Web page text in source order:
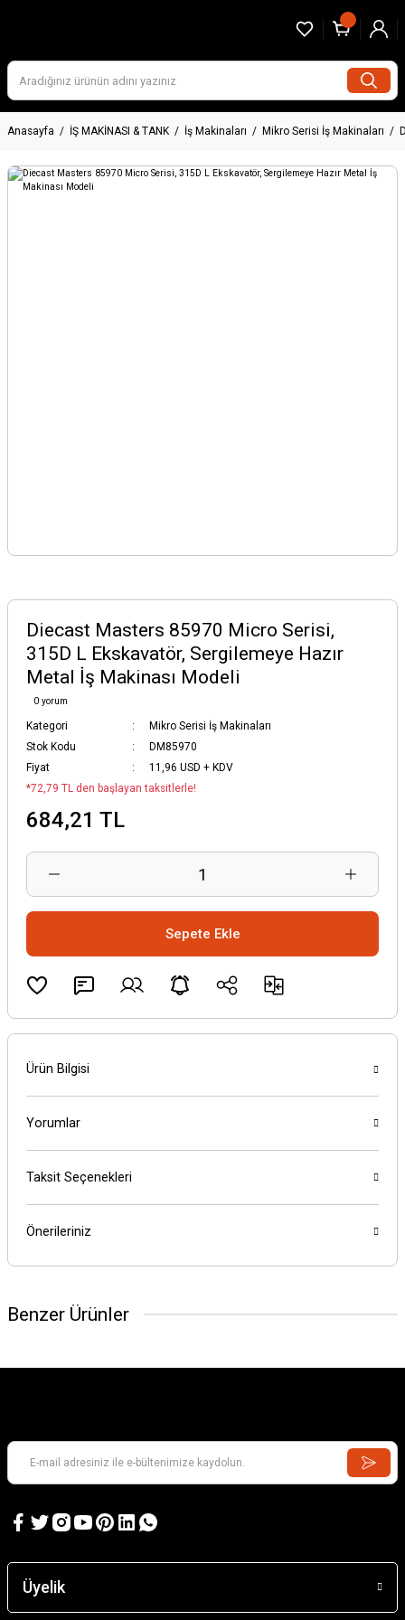
Anasayfa İŞ MAKİNASI & TANK İş Makinaları Mikro Serisi İş Makinaları
Diecast Masters 85970 Micro Serisi,
315D L Ekskavatör, Sergilemeye Hazır
Metal İş Makinası Modeli
0 yorum
Kategori
Mikro Serisi İş Makinaları
Stok Kodu
DM85970
Fiyat
11,96 USD + KDV
*72,79 TL den başlayan taksitlerle!
684,21 TL
Sepete Ekle
Ürün Bilgisi
Yorumlar
Taksit Seçenekleri
Önerileriniz
Benzer Ürünler
Üyelik